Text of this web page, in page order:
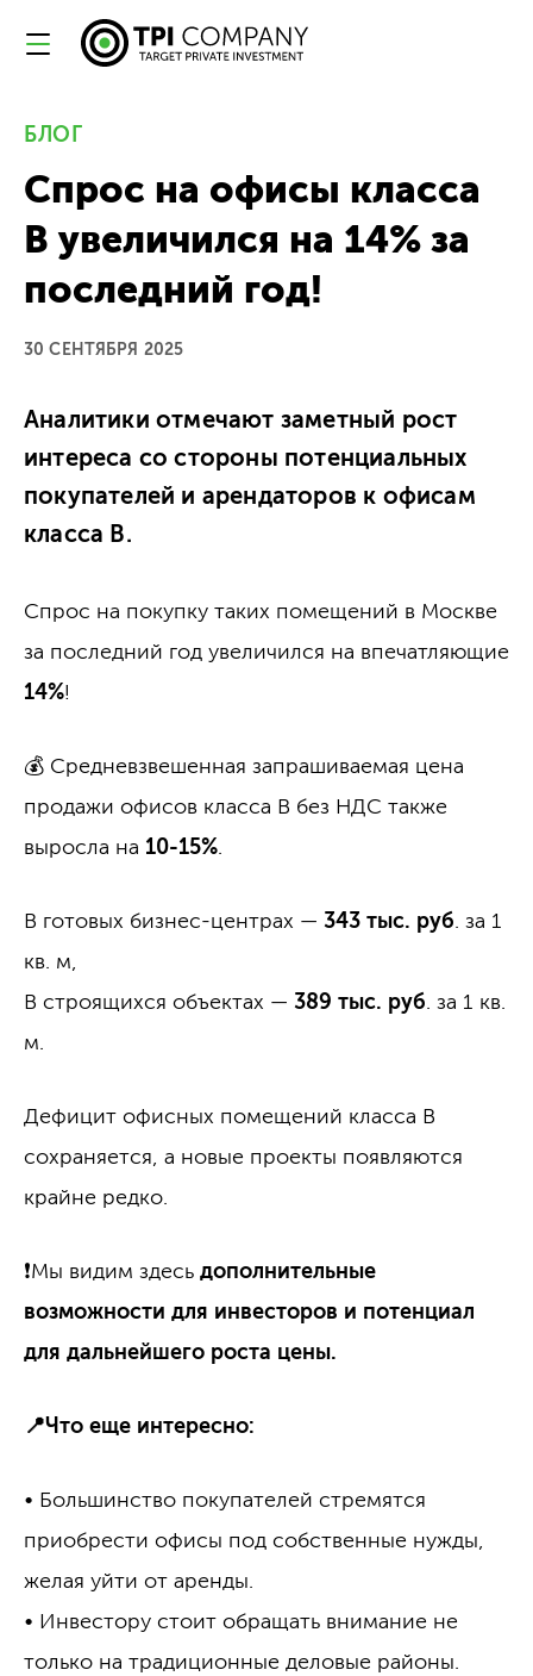
БЛОГ
Спрос на офисы класса
В увеличился на 14% за
последний год!
30 СЕНТЯБРЯ 2025
Аналитики отмечают заметный рост
интереса со стороны потенциальных
покупателей и арендаторов к офисам
класса B.
Спрос на покупку таких помещений в Москве
за последний год увеличился на впечатляющие
14%!
💰 Средневзвешенная запрашиваемая цена
продажи офисов класса B без НДС также
выросла на 10-15%.
В готовых бизнес-центрах — 343 тыс. руб. за 1
кв. м,
В строящихся объектах — 389 тыс. руб. за 1 кв.
м.
Дефицит офисных помещений класса B
сохраняется, а новые проекты появляются
крайне редко.
❗️Мы видим здесь дополнительные
возможности для инвесторов и потенциал
для дальнейшего роста цены.
📍Что еще интересно:
• Большинство покупателей стремятся
приобрести офисы под собственные нужды,
желая уйти от аренды.
• Инвестору стоит обращать внимание не
только на традиционные деловые районы.